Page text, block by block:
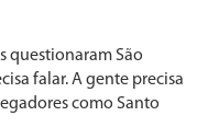
questionaram São
falar. A gente precisa
como Santo